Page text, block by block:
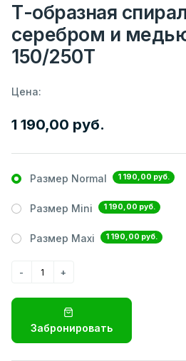
Т-образная
серебром и
150/250Т
Цена:
1 190,00 руб.
Размер Normal 1 190,00 руб.
Размер Mini 1 190,00 руб.
Размер Maxi 1 190,00 руб.
Забронировать